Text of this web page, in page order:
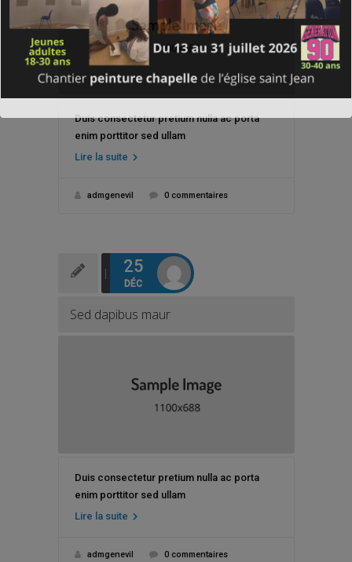
Duis consectetur pretium nulla ac porta
enim porttitor sed ullam
Lire la suite
admgenevil 0 commentaires
25
DÉC
Sed dapibus maur
Duis consectetur pretium nulla ac porta
enim porttitor sed ullam
Lire la suite
admgenevil 0 commentaires